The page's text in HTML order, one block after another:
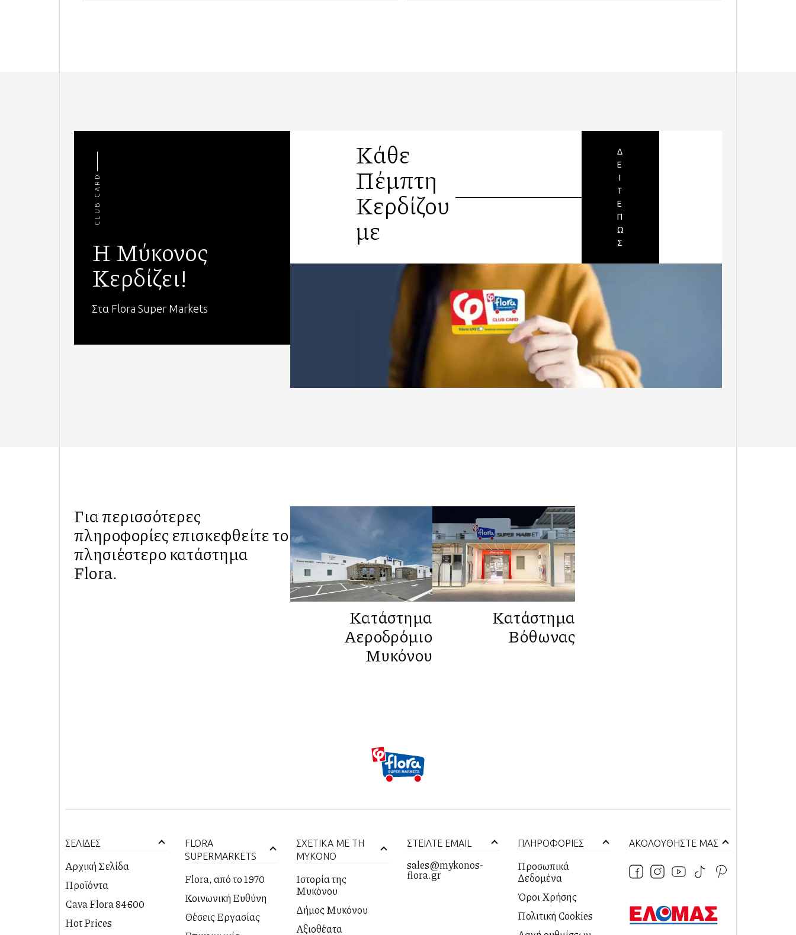
CLUB CARD
Η Μύκονος
Κερδίζει!
Στα Flora Super Markets
Κάθε
Πέμπτη
Κερδίζου
με
Δ
Ε
Ι
Τ
Ε
Π
Ω
Σ
Για περισσότερες
πληροφορίες επισκεφθείτε το
πλησιέστερο κατάστημα
Flora.
Κατάστημα
Αεροδρόμιο
Μυκόνου
Κατάστημα
Βόθωνας
ΣΕΛΙΔΕΣ
Αρχική Σελίδα
Προϊόντα
PREMIUM
ΠΡΟΤΑΣΕΙΣ
Cava Flora 84600
Hot Prices
FLORA
SUPERMARKETS
Flora, από το 1970
Κοινωνική Ευθύνη
Θέσεις Εργασίας
ΣΧΕΤΙΚΑ ΜΕ ΤΗ
ΜΥΚΟΝΟ
Ιστορία της
Μυκόνου
Δήμος Μυκόνου
Αξιοθέατα
ΣΤΕΙΛΤΕ EMAIL
sales@mykonos-
flora.gr
ΠΛΗΡΟΦΟΡΙΕΣ
Προσωπικά
Δεδομένα
Όροι Χρήσης
Πολιτική Cookies
ΑΚΟΛΟΥΘΗΣΤΕ ΜΑΣ